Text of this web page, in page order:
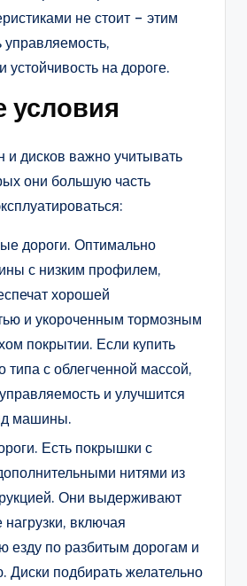
не стоит – этим
устойчивость на дороге.
условия
дисков важно учитывать
они большую часть
дороги. Оптимально
с низким профилем,
хорошей
и укороченным тормозным
покрытии. Если купить
типа с облегченной массой,
и улучшится
машины.
Есть покрышки с
нитями из
Они выдерживают
включая
езду по разбитым дорогам и
Диски подбирать желательно